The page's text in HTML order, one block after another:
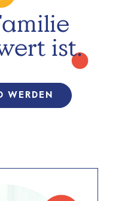
ist.
WERDEN